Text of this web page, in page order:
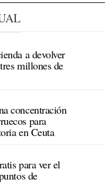
a devolver
millones de
concentración
para
en Ceuta
para ver el
de